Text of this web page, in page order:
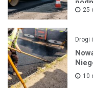
25
Drogi
10